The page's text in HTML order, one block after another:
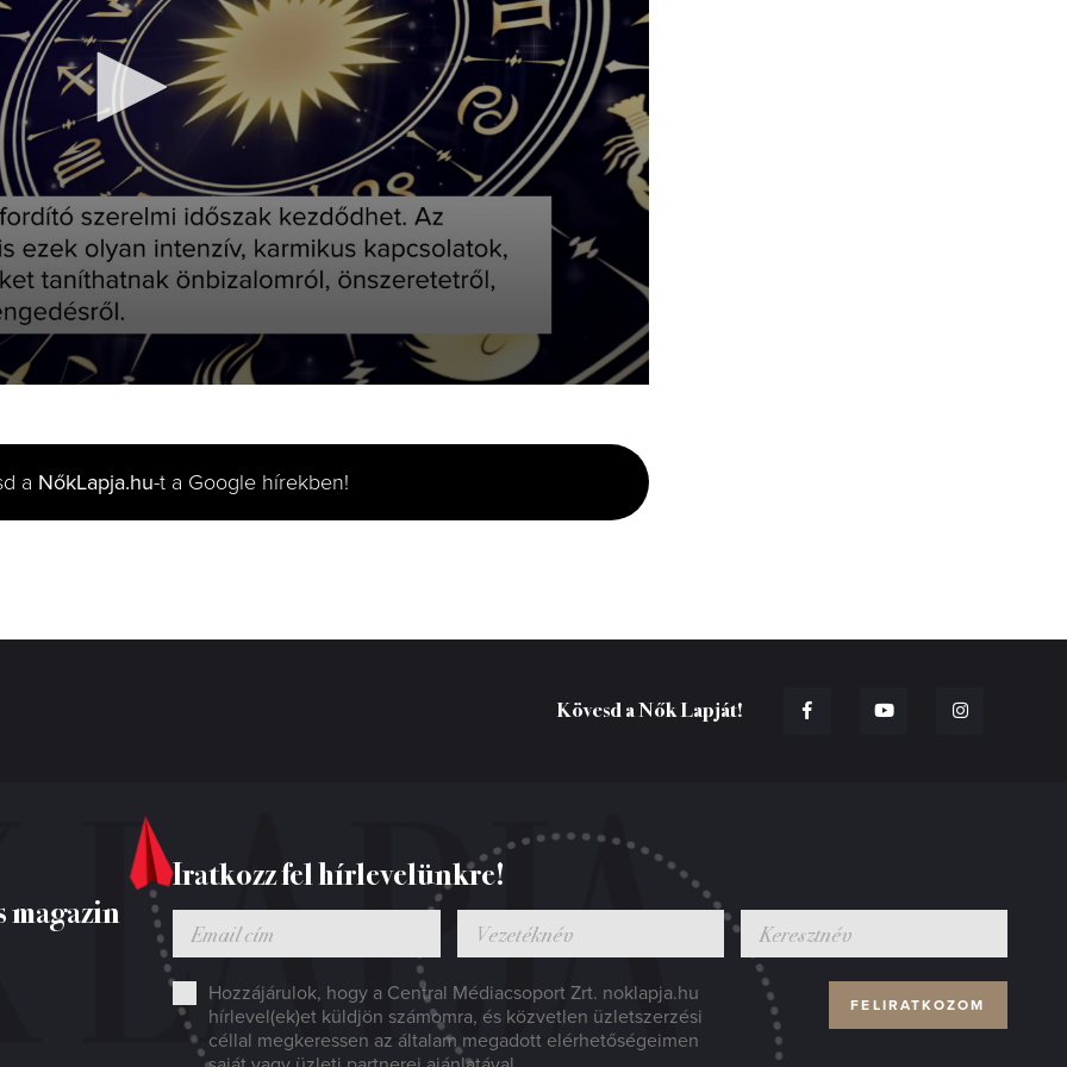
a NőkLapja.hu-t a Google hírekben!
Kövesd a Nők Lapját!
Iratkozz fel hírlevelünkre!
Hozzájárulok, hogy a Central Médiacsoport Zrt. noklapja.hu
hírlevel(ek)et küldjön számomra, és közvetlen üzletszerzési
céllal megkeressen az általam megadott elérhetőségeimen